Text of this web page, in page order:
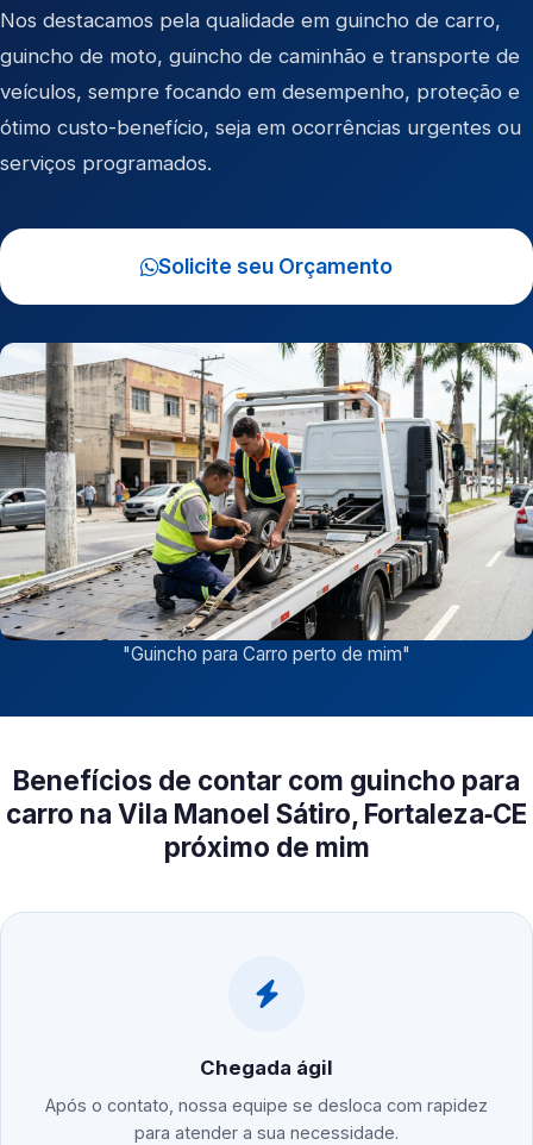
Nos destacamos pela qualidade em guincho de carro,
guincho de moto, guincho de caminhão e transporte de
veículos, sempre focando em desempenho, proteção e
ótimo custo-benefício, seja em ocorrências urgentes ou
serviços programados.
Solicite seu Orçamento
"Guincho para Carro perto de mim"
Benefícios de contar com guincho para
carro na Vila Manoel Sátiro, Fortaleza‑CE
próximo de mim
Chegada ágil
Após o contato, nossa equipe se desloca com rapidez
para atender a sua necessidade.